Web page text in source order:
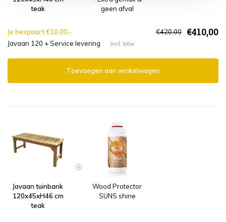
teak
geen afval
Je bespaart €10.00,- €420,00 €410,00
Javaan 120 + Service levering Incl. btw
Toevoegen aan winkelwagen
Javaan tuinbank
120x45xH46 cm
teak
Wood Protector
SUNS shine